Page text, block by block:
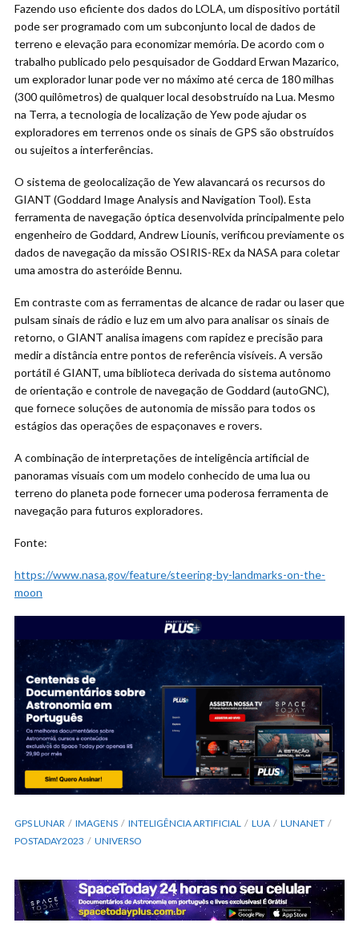
Fazendo uso eficiente dos dados do LOLA, um dispositivo portátil
pode ser programado com um subconjunto local de dados de
terreno e elevação para economizar memória. De acordo com o
trabalho publicado pelo pesquisador de Goddard Erwan Mazarico,
um explorador lunar pode ver no máximo até cerca de 180 milhas
(300 quilômetros) de qualquer local desobstruído na Lua. Mesmo
na Terra, a tecnologia de localização de Yew pode ajudar os
exploradores em terrenos onde os sinais de GPS são obstruídos
ou sujeitos a interferências.
O sistema de geolocalização de Yew alavancará os recursos do
GIANT (Goddard Image Analysis and Navigation Tool). Esta
ferramenta de navegação óptica desenvolvida principalmente pelo
engenheiro de Goddard, Andrew Liounis, verificou previamente os
dados de navegação da missão OSIRIS-REx da NASA para coletar
uma amostra do asteróide Bennu.
Em contraste com as ferramentas de alcance de radar ou laser que
pulsam sinais de rádio e luz em um alvo para analisar os sinais de
retorno, o GIANT analisa imagens com rapidez e precisão para
medir a distância entre pontos de referência visíveis. A versão
portátil é GIANT, uma biblioteca derivada do sistema autônomo
de orientação e controle de navegação de Goddard (autoGNC),
que fornece soluções de autonomia de missão para todos os
estágios das operações de espaçonaves e rovers.
A combinação de interpretações de inteligência artificial de
panoramas visuais com um modelo conhecido de uma lua ou
terreno do planeta pode fornecer uma poderosa ferramenta de
navegação para futuros exploradores.
Fonte:
https://www.nasa.gov/feature/steering-by-landmarks-on-the-
moon
GPS LUNAR IMAGENS INTELIGÊNCIA ARTIFICIAL LUA
LUNANET
POSTADAY2023
UNIVERSO